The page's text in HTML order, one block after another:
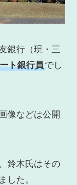
銀行（現・三
ト銀行員でし
像などは公開
、鈴木氏はその
した。